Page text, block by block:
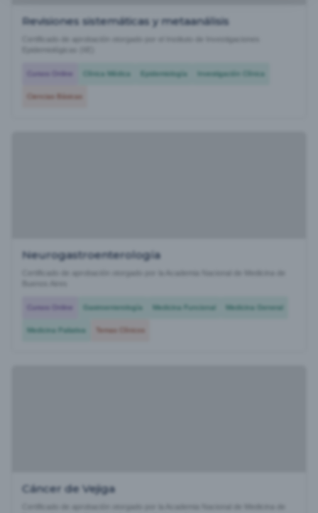
Revisiones sistemáticas y metaanálisis
Clínica Médica Epidemiología Investigación Clínica
Ciencias Básicas
Neurogastroenterología
Gastroenterología Medicina Funcional Medicina General
Medicina Paliativa Temas Clínicos
Cáncer de Vejiga